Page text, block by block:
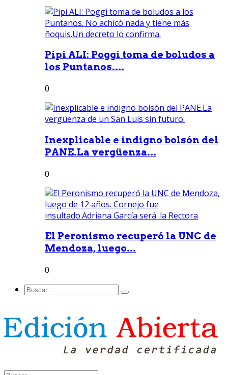
Pipi ALI: Poggi toma de boludos a
los Puntanos....
0
Inexplicable e indigno bolsón del
PANE.La vergüenza...
0
El Peronismo recuperó la UNC de
Mendoza, luego...
0